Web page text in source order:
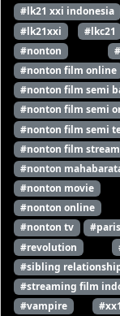
#lk21 xxi indonesia
#lk21xxi
#lkc21
#nonton
#nonton film online
#nonton film semi
#nonton film semi
#nonton film semi
#nonton film
#nonton
#nonton movie
#nonton online
#nonton tv
#paris
#revolution
#sibling
#streaming film
#vampire